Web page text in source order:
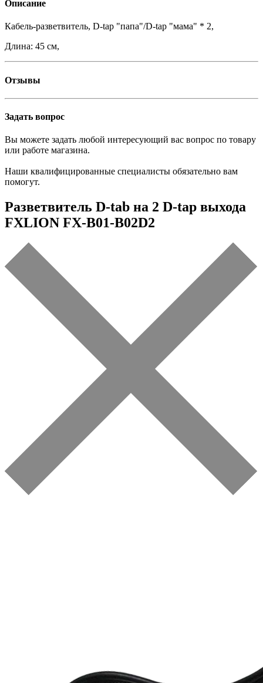
Описание
Кабель-разветвитель, D-tap "папа"/D-tap "мама" * 2,
Длина: 45 см,
Отзывы
Задать вопрос
Вы можете задать любой интересующий вас вопрос по товару
или работе магазина.
Наши квалифицированные специалисты обязательно вам
помогут.
Разветвитель D-tab на 2 D-tap выхода
FXLION FX-B01-B02D2